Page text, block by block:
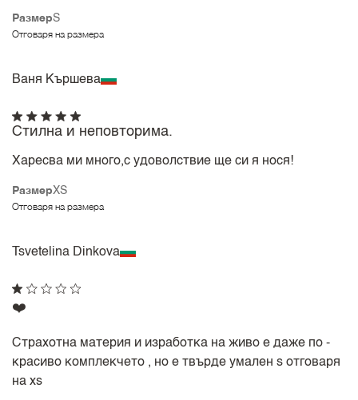
РазмерS
Отговаря на размера
Ваня Кършева
РазмерXS
Отговаря на размера
Стилна и неповторима.
Харесва ми много,с удоволствие ще си я нося!
Tsvetelina Dinkova
❤️
Страхотна материя и изработка на живо е даже по -
красиво комплекчето , но е твърде умален s отговаря
на хs